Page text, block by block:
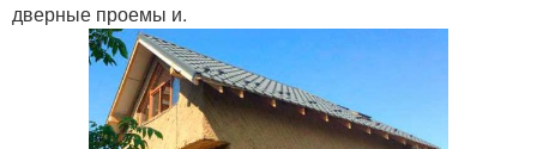
дверные проемы и.